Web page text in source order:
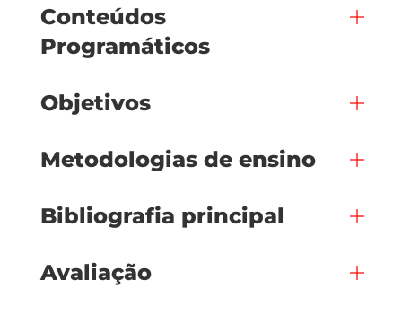
Conteúdos
Programáticos
Objetivos
Metodologias de ensino
Bibliografia principal
Avaliação